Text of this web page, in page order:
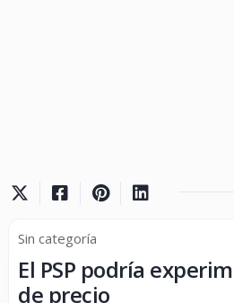
Sin categoría
El PSP podría
de precio